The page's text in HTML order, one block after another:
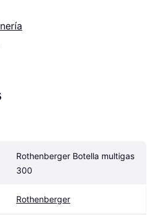
Rothenberger Botella multigas
300
Rothenberger